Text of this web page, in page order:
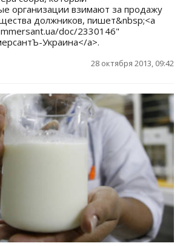
организации взимают за продажу
должников, пишет&nbsp;<a
doc/2330146"
Украина</a>.
28 октября 2013, 09:42